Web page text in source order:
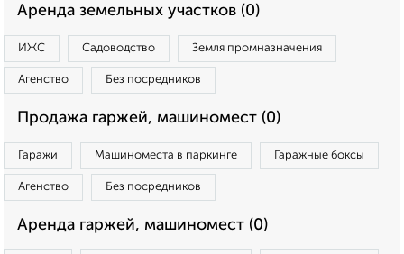
Аренда земельных участков (0)
ИЖС Садоводство Земля промназначения
Агенство Без посредников
Продажа гаржей, машиномест (0)
Гаражи Машиноместа в паркинге Гаражные боксы
Агенство Без посредников
Аренда гаржей, машиномест (0)